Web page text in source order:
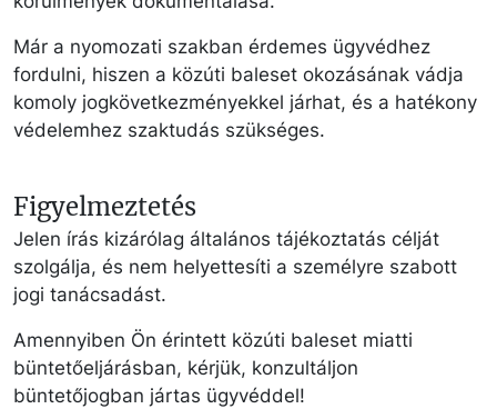
Már a nyomozati szakban érdemes ügyvédhez
fordulni, hiszen a közúti baleset okozásának vádja
komoly jogkövetkezményekkel járhat, és a hatékony
védelemhez szaktudás szükséges.
Figyelmeztetés
Jelen írás kizárólag általános tájékoztatás célját
szolgálja, és nem helyettesíti a személyre szabott
jogi tanácsadást.
Amennyiben Ön érintett közúti baleset miatti
büntetőeljárásban, kérjük, konzultáljon
büntetőjogban jártas ügyvéddel!